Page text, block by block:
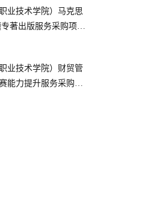
业技术学院）马克思
著出版服务采购项目
业技术学院）财贸管
能力提升服务采购项